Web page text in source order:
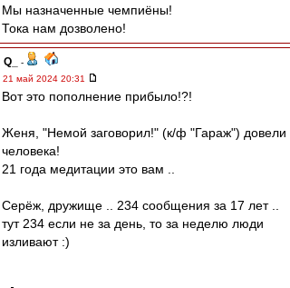
Мы назначенные чемпиёны!
Тока нам дозволено!
Q_
-
21 май 2024 20:31
Вот это пополнение прибыло!?!
Женя, "Немой заговорил!" (к/ф "Гараж") довели
человека!
21 года медитации это вам ..
Серёж, дружище .. 234 сообщения за 17 лет ..
тут 234 если не за день, то за неделю люди
изливают :)